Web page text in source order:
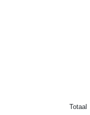
Totaal